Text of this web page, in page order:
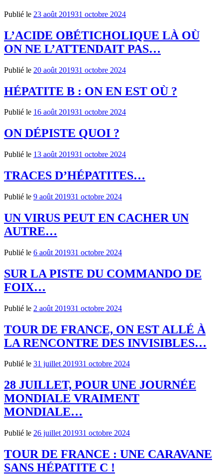
Publié le 23 août 201931 octobre 2024
L’ACIDE OBÉTICHOLIQUE LÀ OÙ
ON NE L’ATTENDAIT PAS…
Publié le 20 août 201931 octobre 2024
HÉPATITE B : ON EN EST OÙ ?
Publié le 16 août 201931 octobre 2024
ON DÉPISTE QUOI ?
Publié le 13 août 201931 octobre 2024
TRACES D’HÉPATITES…
Publié le 9 août 201931 octobre 2024
UN VIRUS PEUT EN CACHER UN
AUTRE…
Publié le 6 août 201931 octobre 2024
SUR LA PISTE DU COMMANDO DE
FOIX…
Publié le 2 août 201931 octobre 2024
TOUR DE FRANCE, ON EST ALLÉ À
LA RENCONTRE DES INVISIBLES…
Publié le 31 juillet 201931 octobre 2024
28 JUILLET, POUR UNE JOURNÉE
MONDIALE VRAIMENT
MONDIALE…
Publié le 26 juillet 201931 octobre 2024
TOUR DE FRANCE : UNE CARAVANE
SANS HÉPATITE C !